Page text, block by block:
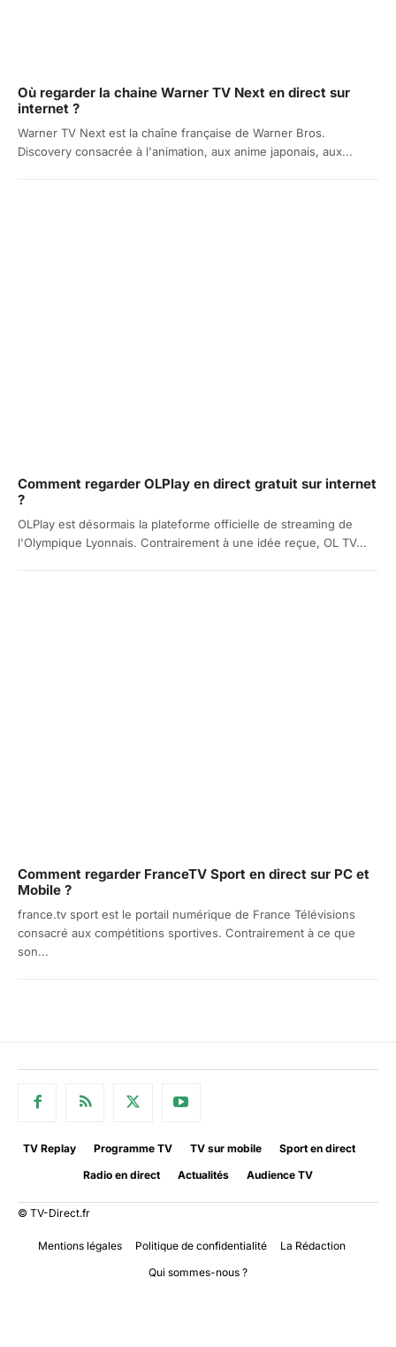
Où regarder la chaine Warner TV Next en direct sur
internet ?
Warner TV Next est la chaîne française de Warner Bros.
Discovery consacrée à l'animation, aux anime japonais, aux...
Comment regarder OLPlay en direct gratuit sur internet
?
OLPlay est désormais la plateforme officielle de streaming de
l'Olympique Lyonnais. Contrairement à une idée reçue, OL TV...
Comment regarder FranceTV Sport en direct sur PC et
Mobile ?
france.tv sport est le portail numérique de France Télévisions
consacré aux compétitions sportives. Contrairement à ce que
son...
TV Replay Programme TV TV sur mobile
Sport en direct
Radio en direct
Actualités Audience TV
© TV-Direct.fr
Mentions légales Politique de confidentialité
La Rédaction
Qui sommes-nous ?